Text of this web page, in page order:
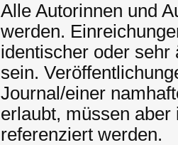
Alle Autorinnen und
werden.
identischer oder
sein.
Journal/einer
erlaubt, müssen
referenziert werden.